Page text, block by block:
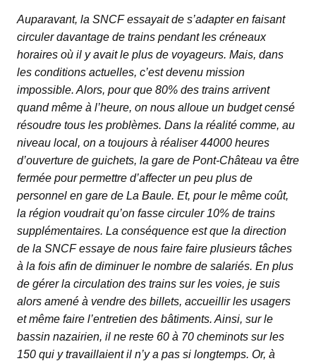
Auparavant, la SNCF essayait de s’adapter en faisant
circuler davantage de trains pendant les créneaux
horaires où il y avait le plus de voyageurs. Mais, dans
les conditions actuelles, c’est devenu mission
impossible. Alors, pour que 80% des trains arrivent
quand même à l’heure, on nous alloue un budget censé
résoudre tous les problèmes. Dans la réalité comme, au
niveau local, on a toujours à réaliser 44000 heures
d’ouverture de guichets, la gare de Pont-Château va être
fermée pour permettre d’affecter un peu plus de
personnel en gare de La Baule. Et, pour le même coût,
la région voudrait qu’on fasse circuler 10% de trains
supplémentaires. La conséquence est que la direction
de la SNCF essaye de nous faire faire plusieurs tâches
à la fois afin de diminuer le nombre de salariés. En plus
de gérer la circulation des trains sur les voies, je suis
alors amené à vendre des billets, accueillir les usagers
et même faire l’entretien des bâtiments. Ainsi, sur le
bassin nazairien, il ne reste 60 à 70 cheminots sur les
150 qui y travaillaient il n’y a pas si longtemps. Or, à